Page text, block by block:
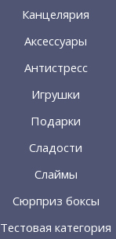
Канцелярия
Аксессуары
Антистресс
Игрушки
Подарки
Сладости
Слаймы
Сюрприз боксы
Тестовая категория